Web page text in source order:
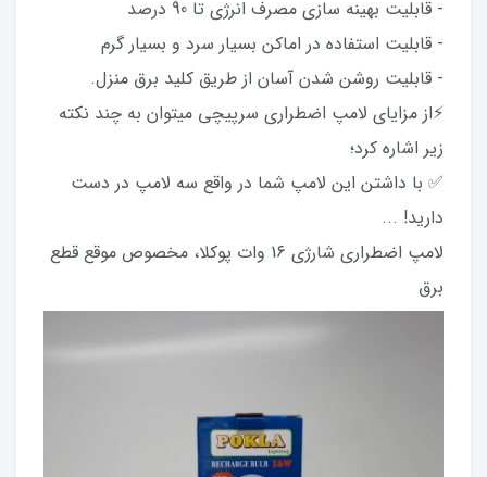
- قابلیت بهینه سازی مصرف انرژی تا 90 درصد
- قابلیت استفاده در اماکن بسیار سرد و بسیار گرم
- قابلیت روشن شدن آسان از طریق کلید برق منزل.
⚡از مزایای لامپ اضطراری سرپیچی میتوان به چند نکته
زیر اشاره کرد؛
✅ با داشتن این لامپ شما در واقع سه لامپ در دست
دارید! ...
لامپ اضطراری شارژی 16 وات پوکلا، مخصوص موقع قطع
برق